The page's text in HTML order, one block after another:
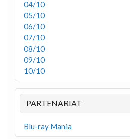
04/10
05/10
06/10
07/10
08/10
09/10
10/10
PARTENARIAT
Blu-ray Mania